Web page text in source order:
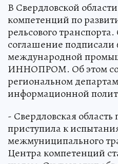
В Свердловской
компетенций по
рельсового
соглашение подписали
международной
ИННОПРОМ. Об этом
региональном
информационной
- Свердловская область
приступила к
межмуниципального
Центра компетенций